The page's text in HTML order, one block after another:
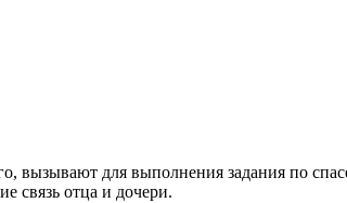
вызывают для выполнения задания по
связь отца и дочери.